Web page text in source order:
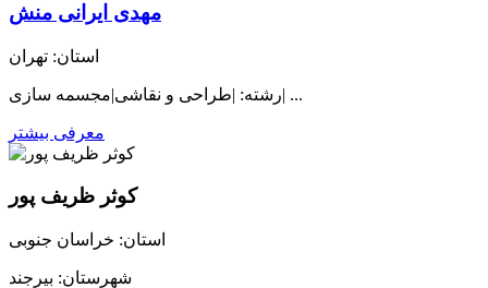
مهدی ایرانی منش
استان: تهران
رشته: |طراحی و نقاشی|مجسمه سازی| ...
معرفی بیشتر
کوثر ظریف پور
استان: خراسان جنوبی
شهرستان: بیرجند